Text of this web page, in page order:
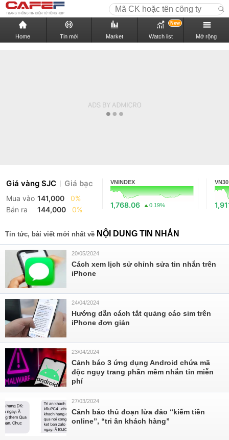
Home Tin mới Market Watch list
New
Mở rộng
Giá vàng SJC Giá bạc
Mua vào 141,000
0%
Bán ra
144,000 0%
VNINDEX
1,768.06 0.19%
VN30
Tin tức, bài viết mới nhất về NỘI DUNG TIN NHẮN
20/05/2024
Cách xem lịch sử chỉnh sửa tin nhắn trên
iPhone
24/04/2024
Hướng dẫn cách tắt quảng cáo sim trên
iPhone đơn giản
23/04/2024
Cảnh báo 3 ứng dụng Android chứa mã
độc ngụy trang phần mềm nhắn tin miễn
phí
27/03/2024
Cảnh báo thủ đoạn lừa đảo “kiếm tiền
online”, “tri ân khách hàng”